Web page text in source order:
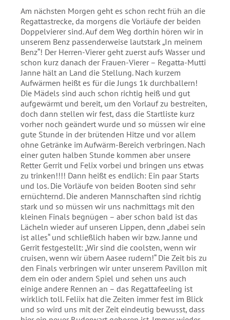
Am nächsten Morgen geht es schon recht früh an die
Regattastrecke, da morgens die Vorläufe der beiden
Doppelvierer sind. Auf dem Weg dorthin hören wir in
unserem Benz passenderweise lautstark „In meinem
Benz“! Der Herren-Vierer geht zuerst aufs Wasser und
schon kurz danach der Frauen-Vierer – Regatta-Mutti
Janne hält an Land die Stellung. Nach kurzem
Aufwärmen heißt es für die Jungs 1k durchballern!
Die Mädels sind auch schon richtig heiß und gut
aufgewärmt und bereit, um den Vorlauf zu bestreiten,
doch dann stellen wir fest, dass die Startliste kurz
vorher noch geändert wurde und so müssen wir eine
gute Stunde in der brütenden Hitze und vor allem
ohne Getränke im Aufwärm-Bereich verbringen. Nach
einer guten halben Stunde kommen aber unsere
Retter Gerrit und Felix vorbei und bringen uns etwas
zu trinken!!!! Dann heißt es endlich: Ein paar Starts
und los. Die Vorläufe von beiden Booten sind sehr
ernüchternd. Die anderen Mannschaften sind richtig
stark und so müssen wir uns nachmittags mit den
kleinen Finals begnügen – aber schon bald ist das
Lächeln wieder auf unseren Lippen, denn „dabei sein
ist alles“ und schließlich haben wir bzw. Janne und
Gerrit festgestellt: „Wir sind die coolsten, wenn wir
cruisen, wenn wir übern Aasee rudern!“ Die Zeit bis zu
den Finals verbringen wir unter unserem Pavillon mit
dem ein oder andern Spiel und sehen uns auch
einige andere Rennen an – das Regattafeeling ist
wirklich toll. Feliix hat die Zeiten immer fest im Blick
und so wird uns mit der Zeit eindeutig bewusst, dass